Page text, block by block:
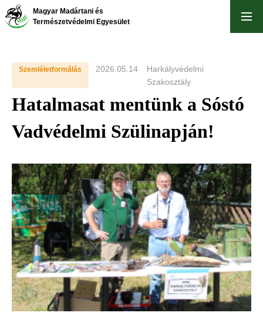
Skip
to
Magyar Madártani és
Természetvédelmi Egyesület
Szemléletformálás 2026.05.14
Harkályvédelmi
Szakosztály
Hatalmasat mentünk a Sóstó
Vadvédelmi Szülinapján!